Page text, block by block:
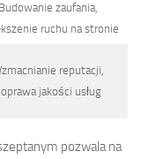
Budowanie zaufania,
ruchu na stronie
reputacji,
jakości usług
pozwala na